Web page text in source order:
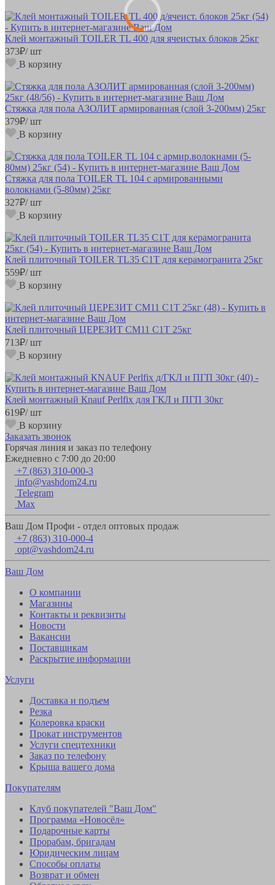
Клей монтажный TOILER TL 400 для ячеистых блоков 25кг
373₽/ шт
В корзину
Стяжка для пола АЗОЛИТ армированная (слой 3-200мм) 25кг
379₽/ шт
В корзину
Стяжка для пола TOILER TL 104 с армированными
волокнами (5-80мм) 25кг
327₽/ шт
В корзину
Клей плиточный TOILER TL35 С1Т для керамогранита 25кг
559₽/ шт
В корзину
Клей плиточный ЦЕРЕЗИТ СМ11 С1Т 25кг
713₽/ шт
В корзину
Клей монтажный Кnauf Perlfix для ГКЛ и ПГП 30кг
619₽/ шт
В корзину
Заказать звонок
Горячая линия и заказ по телефону
Ежедневно с 7:00 до 20:00
+7 (863) 310-000-3
info@vashdom24.ru
Telegram
Max
Ваш Дом Профи - отдел оптовых продаж
+7 (863) 310-000-4
opt@vashdom24.ru
Ваш Дом
О компании
Магазины
Контакты и реквизиты
Новости
Вакансии
Поставщикам
Раскрытие информации
Услуги
Доставка и подъем
Резка
Колеровка краски
Прокат инструментов
Услуги спецтехники
Заказ по телефону
Крыша вашего дома
Покупателям
Клуб покупателей "Ваш Дом"
Программа «Новосёл»
Подарочные карты
Прорабам, бригадам
Юридическим лицам
Способы оплаты
Возврат и обмен